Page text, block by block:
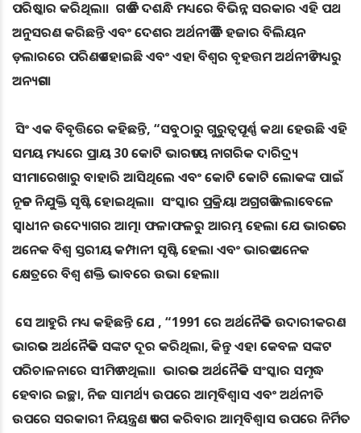
ପରିଷ୍କାର କରିଥିଲା। ଗତ ତିନି ଦଶନ୍ଧି ମଧ୍ୟରେ ବିଭିନ୍ନ ସରକାର ଏହି ପଥ
ଅନୁସରଣ କରିଛନ୍ତି ଏବଂ ଦେଶର ଅର୍ଥନୀତି ତିନି ହଜାର ବିଲିୟନ
ଡ଼ଲାରରେ ପରିଣତ ହୋଇଛି ଏବଂ ଏହା ବିଶ୍ବର ବୃହତ୍ତମ ଅର୍ଥନୀତି ମଧ୍ୟରୁ
ଅନ୍ୟତମ।
ସିଂ ଏକ ବିବୃତ୍ତିରେ କହିଛନ୍ତି, “ସବୁଠାରୁ ଗୁରୁତ୍ୱପୂର୍ଣ୍ଣ କଥା ହେଉଛି ଏହି
ସମୟ ମଧ୍ୟରେ ପ୍ରାୟ 30 କୋଟି ଭାରତୀୟ ନାଗରିକ ଦାରିଦ୍ର୍ୟ
ସୀମାରେଖାରୁ ବାହାରି ଆସିଥିଲେ ଏବଂ କୋଟି କୋଟି ଲୋକଙ୍କ ପାଇଁ
ନୂତନ ନିଯୁକ୍ତି ସୃଷ୍ଟି ହୋଇଥିଲା। ସଂସ୍କାର ପ୍ରକ୍ରିୟା ଅଗ୍ରଗତି କଲାବେଳେ
ସ୍ବାଧୀନ ଉଦ୍ୟୋଗର ଆତ୍ମା ​​ଫଳାଫଳରୁ ଆରମ୍ଭ ହେଲା ଯେ ଭାରତରେ
ଅନେକ ବିଶ୍ୱ ସ୍ତରୀୟ କମ୍ପାନୀ ସୃଷ୍ଟି ହେଲା ଏବଂ ଭାରତ ଅନେକ
କ୍ଷେତ୍ରରେ ବିଶ୍ୱ ଶକ୍ତି ଭାବରେ ଉଭା ହେଲା।
ସେ ଆହୁରି ମଧ୍ୟ କହିଛନ୍ତି ଯେ , “1991 ରେ ଅର୍ଥନୈତିକ ଉଦାରୀକରଣ
ଭାରତର ଅର୍ଥନୈତିକ ସଙ୍କଟ ଦୂର କରିଥିଲା, କିନ୍ତୁ ଏହା କେବଳ ସଙ୍କଟ
ପରିଚାଳନାରେ ସୀମିତ ନଥିଲା। ଭାରତର ଅର୍ଥନୈତିକ ସଂସ୍କାର ସମୃଦ୍ଧ
ହେବାର ଇଚ୍ଛା, ନିଜ ସାମର୍ଥ୍ୟ ଉପରେ ଆତ୍ମବିଶ୍ୱାସ ଏବଂ ଅର୍ଥନୀତି
ଉପରେ ସରକାରୀ ନିୟନ୍ତ୍ରଣ ତ୍ୟାଗ କରିବାର ଆତ୍ମବିଶ୍ୱାସ ଉପରେ ନିର୍ମିତ